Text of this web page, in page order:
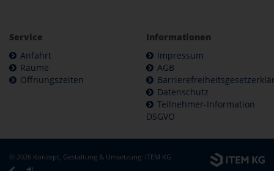
Service
Anfahrt
Räume
Öffnungszeiten
Informationen
Impressum
AGB
Datenschutz
Teilnehmer-Information
DSGVO
© 2026 Konzept, Gestaltung & Umsetzung: ITEM KG